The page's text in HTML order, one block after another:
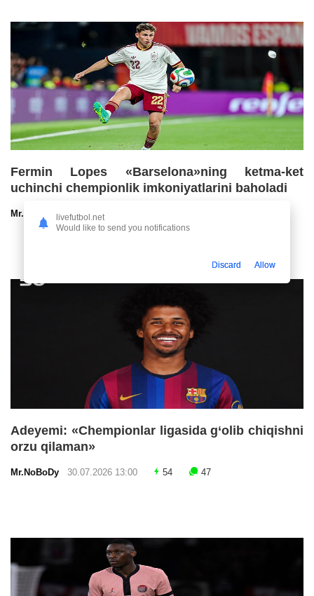
Fermin Lopes «Barselona»ning ketma-ket
uchinchi chempionlik imkoniyatlarini baholadi
Mr.NoBoDy30.07.2026 13:00
Adeyemi: «Chempionlar ligasida g‘olib chiqishni
orzu qilaman»
Mr.NoBoDy 30.07.2026 13:00 54 47
livefutbol.net
Would like to send you notifications
Discard Allow